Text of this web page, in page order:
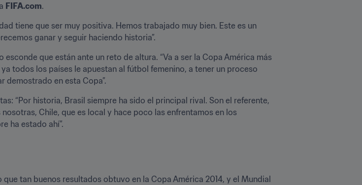
FIFA.com.
tiene que ser muy positiva. Hemos trabajado muy bien. Este es un
ganar y seguir haciendo historia”.
que están ante un reto de altura. “Va a ser la Copa América más
todos los países le apuestan al fútbol femenino, a tener un proceso
demostrado en esta Copa”.
“Por historia, Brasil siempre ha sido el principal rival. Son el referente,
Chile, que es local y hace poco las enfrentamos en los
ha estado ahí”.
tan buenos resultados obtuvo en la Copa América 2014, y el Mundial